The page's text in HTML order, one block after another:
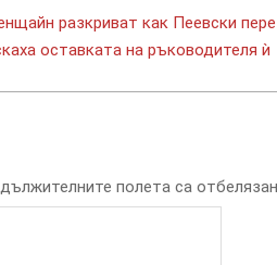
разкриват как Пеевски
оставката на ръководителя ѝ
полета са